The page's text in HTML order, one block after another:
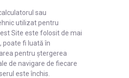
sau
utilizat pentru
Site este folosit de mai
poate fi luată în
pentru ștergerea
de navigare de fiecare
este închis.